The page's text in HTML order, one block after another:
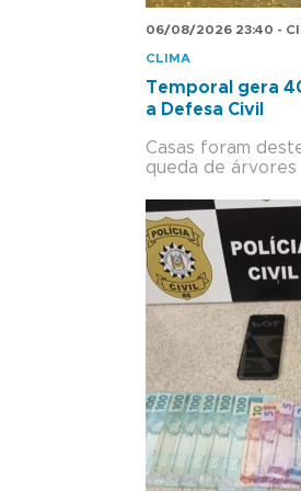
06/08/2026 23:40 -
CLIMA
Temporal gera
a Defesa Civil
Casas foram
queda de árvores